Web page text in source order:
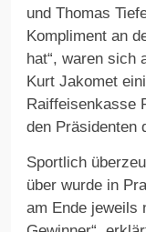
und Thomas
Kompliment an
hat“, waren sich
Kurt Jakomet
Raiffeisenkasse
den Präsidenten
Sportlich
über wurde in
am Ende jeweils